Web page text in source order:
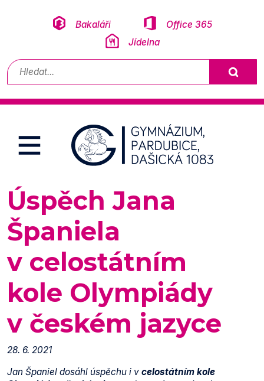
Bakaláři
Office 365
Jídelna
Vyhledávání
Úspěch Jana
Španiela
v celostátním
kole Olympiády
v českém jazyce
28. 6. 2021
Jan Španiel dosáhl úspěchu i v celostátním kole